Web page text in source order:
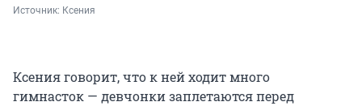
Источник: Ксения
Ксения говорит, что к ней ходит много
гимнасток — девчонки заплетаются перед